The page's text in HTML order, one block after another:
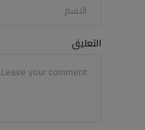
التعليق